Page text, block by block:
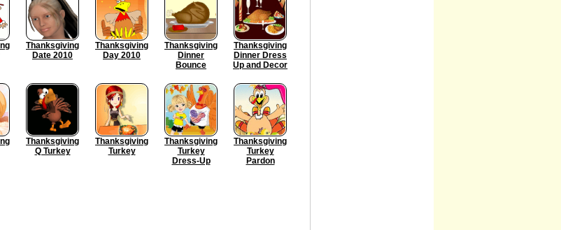
Thanksgiving
Date 2010
Thanksgiving
Day 2010
Thanksgiving
Dinner
Bounce
Thanksgiving
Dinner Dress
Up and Decor
Thanksgiving
Q Turkey
Thanksgiving
Turkey
Thanksgiving
Turkey
Dress-Up
Thanksgiving
Turkey
Pardon